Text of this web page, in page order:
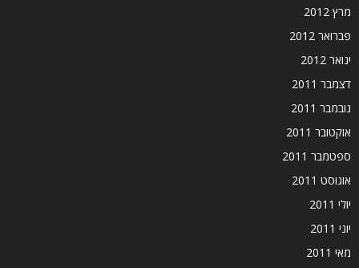
מרץ 2012
פברואר 2012
ינואר 2012
דצמבר 2011
נובמבר 2011
אוקטובר 2011
ספטמבר 2011
אוגוסט 2011
יולי 2011
יוני 2011
מאי 2011